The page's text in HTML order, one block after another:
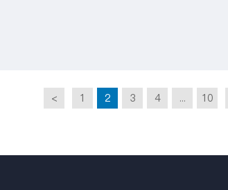
< 1 2 3 4 ... 10